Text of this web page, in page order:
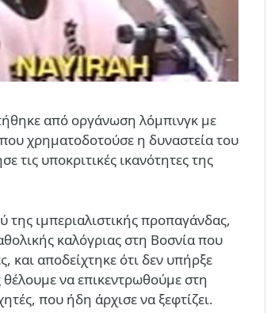
από οργάνωση λόμπινγκ με
χρηματοδοτούσε η δυναστεία του
υποκριτικές ικανότητες της
ιμπεριαλιστικής προπαγάνδας,
καλόγριας στη Βοσνία που
και αποδείχτηκε ότι δεν υπήρξε
να επικεντρωθούμε στη
που ήδη άρχισε να ξεφτίζει.